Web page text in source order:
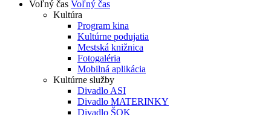
Voľný čas Voľný čas
Kultúra
Program kina
Kultúrne podujatia
Mestská knižnica
Fotogaléria
Mobilná aplikácia
Kultúrne služby
Divadlo ASI
Divadlo MATERINKY
Divadlo ŠOK